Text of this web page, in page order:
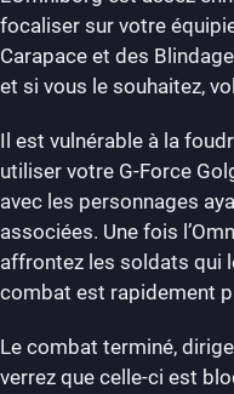
focaliser sur votre
Carapace et des
et si vous le souhaitez,
Il est vulnérable à la
utiliser votre G-Force
avec les personnages
associées. Une fois
affrontez les soldats qui
combat est rapidement
Le combat terminé,
verrez que celle-ci est